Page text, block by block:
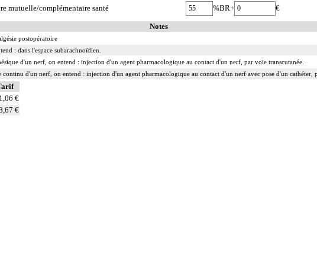
mutuelle/complémentaire santé
%BR+ €
Notes
postopératoire
: dans l'espace subarachnoïdien.
d'un nerf, on entend : injection d'un agent pharmacologique au contact d'un nerf, par voie transcutanée.
continu d'un nerf, on entend : injection d'un agent pharmacologique au contact d'un nerf avec pose d'un cathéter,
€
€